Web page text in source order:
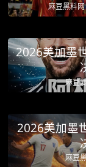
麻豆黑料
2026美加墨
麻豆
2026美加墨
麻豆